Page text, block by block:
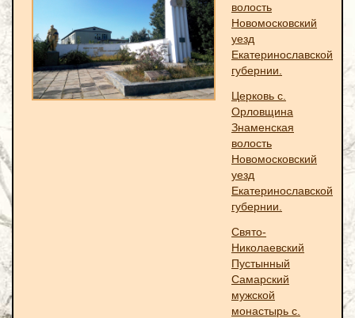
волость
Новомосковский
уезд
Екатеринославской
губернии.
Церковь с.
Орловщина
Знаменская
волость
Новомосковский
уезд
Екатеринославской
губернии.
Свято-
Николаевский
Пустынный
Самарский
мужской
монастырь с.